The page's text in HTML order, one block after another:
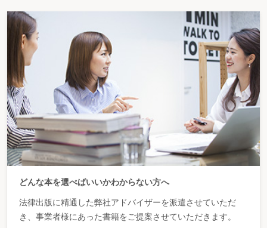
どんな本を選べばいいかわからない方へ
法律出版に精通した弊社アドバイザーを派遣させていただ
き、事業者様にあった書籍をご提案させていただきます。